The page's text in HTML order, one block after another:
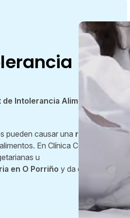
de Intolerancia Alimentaria
pueden causar una reacción
En Clínica Condado
u
en O Porriño y da el primer